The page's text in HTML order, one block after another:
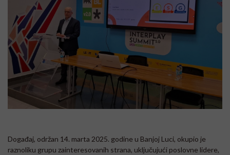
Događaj, održan 14. marta 2025. godine u Banjoj Luci, okupio je
raznoliku grupu zainteresovanih strana, uključujući poslovne lidere,